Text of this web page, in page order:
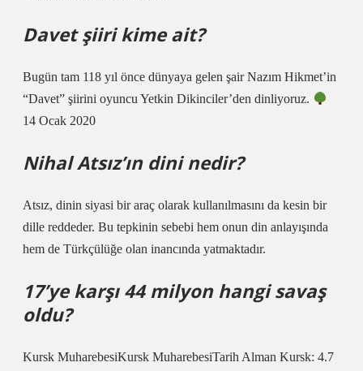
Davet şiiri kime ait?
Bugün tam 118 yıl önce dünyaya gelen şair Nazım Hikmet’in
“Davet” şiirini oyuncu Yetkin Dikinciler’den dinliyoruz.
14 Ocak 2020
Nihal Atsız’ın dini nedir?
Atsız, dinin siyasi bir araç olarak kullanılmasını da kesin bir
dille reddeder. Bu tepkinin sebebi hem onun din anlayışında
hem de Türkçülüğe olan inancında yatmaktadır.
17’ye karşı 44 milyon hangi savaş
oldu?
Kursk MuharebesiKursk MuharebesiTarih Alman Kursk: 4.7